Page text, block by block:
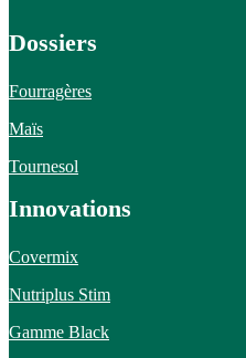
Dossiers
Fourragères
Maïs
Tournesol
Innovations
Covermix
Nutriplus Stim
Gamme Black